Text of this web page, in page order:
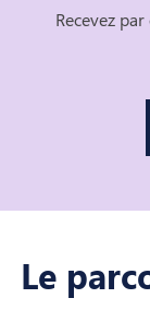
Recevez
Le